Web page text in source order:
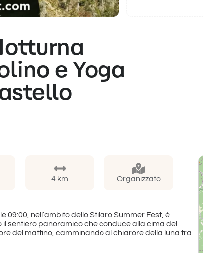
e Yoga
4 km Organizzato
09:00, nell’ambito dello Stilaro Summer Fest, è
il sentiero panoramico che conduce alla cima del
ore del mattino, camminando al chiarore della luna tra